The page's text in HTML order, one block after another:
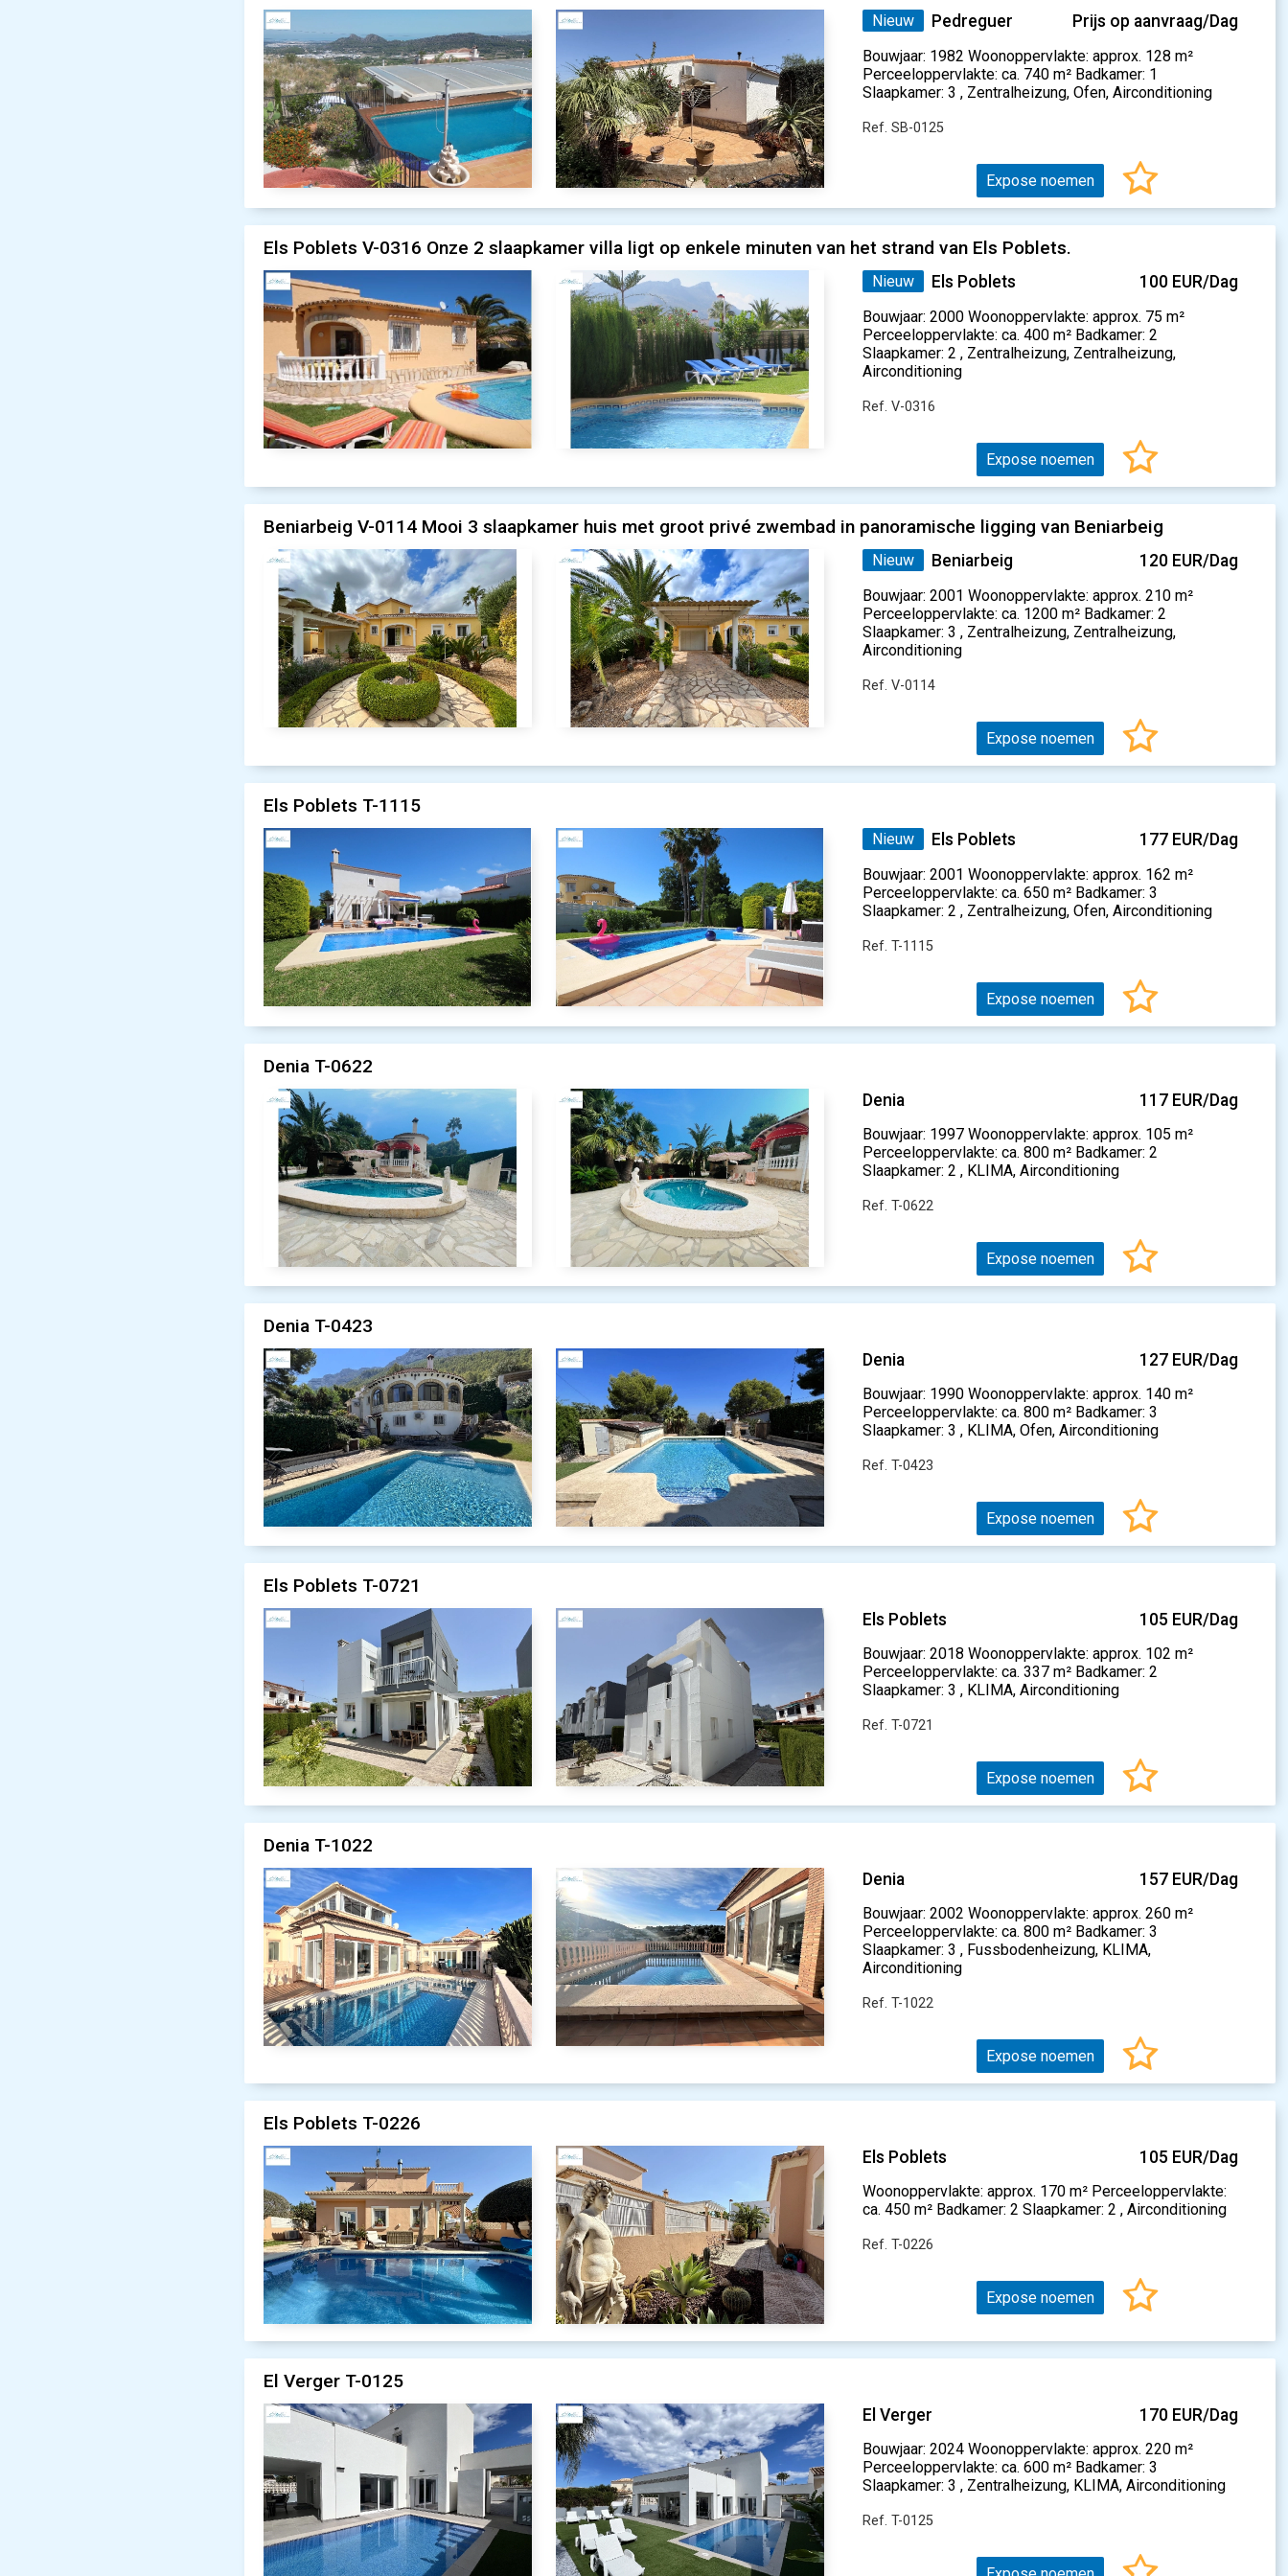
Nieuw Pedreguer Prijs op aanvraag/Dag
Bouwjaar: 1982 Woonoppervlakte: approx. 128 m²
Perceeloppervlakte: ca. 740 m² Badkamer: 1
Slaapkamer: 3 , Zentralheizung, Ofen, Airconditioning
Ref. SB-0125
Expose noemen
Els Poblets V-0316 Onze 2 slaapkamer villa ligt op enkele minuten van het strand van Els Poblets.
Nieuw Els Poblets 100 EUR/Dag
Bouwjaar: 2000 Woonoppervlakte: approx. 75 m²
Perceeloppervlakte: ca. 400 m² Badkamer: 2
Slaapkamer: 2 , Zentralheizung, Zentralheizung,
Airconditioning
Ref. V-0316
Expose noemen
Beniarbeig V-0114 Mooi 3 slaapkamer huis met groot privé zwembad in panoramische ligging van Beniarbeig
Nieuw Beniarbeig 120 EUR/Dag
Bouwjaar: 2001 Woonoppervlakte: approx. 210 m²
Perceeloppervlakte: ca. 1200 m² Badkamer: 2
Slaapkamer: 3 , Zentralheizung, Zentralheizung,
Airconditioning
Ref. V-0114
Expose noemen
Els Poblets T-1115
Nieuw Els Poblets 177 EUR/Dag
Bouwjaar: 2001 Woonoppervlakte: approx. 162 m²
Perceeloppervlakte: ca. 650 m² Badkamer: 3
Slaapkamer: 2 , Zentralheizung, Ofen, Airconditioning
Ref. T-1115
Expose noemen
Denia T-0622
Denia 117 EUR/Dag
Bouwjaar: 1997 Woonoppervlakte: approx. 105 m²
Perceeloppervlakte: ca. 800 m² Badkamer: 2
Slaapkamer: 2 , KLIMA, Airconditioning
Ref. T-0622
Expose noemen
Denia T-0423
Denia 127 EUR/Dag
Bouwjaar: 1990 Woonoppervlakte: approx. 140 m²
Perceeloppervlakte: ca. 800 m² Badkamer: 3
Slaapkamer: 3 , KLIMA, Ofen, Airconditioning
Ref. T-0423
Expose noemen
Els Poblets T-0721
Els Poblets 105 EUR/Dag
Bouwjaar: 2018 Woonoppervlakte: approx. 102 m²
Perceeloppervlakte: ca. 337 m² Badkamer: 2
Slaapkamer: 3 , KLIMA, Airconditioning
Ref. T-0721
Expose noemen
Denia T-1022
Denia 157 EUR/Dag
Bouwjaar: 2002 Woonoppervlakte: approx. 260 m²
Perceeloppervlakte: ca. 800 m² Badkamer: 3
Slaapkamer: 3 , Fussbodenheizung, KLIMA,
Airconditioning
Ref. T-1022
Expose noemen
Els Poblets T-0226
Els Poblets 105 EUR/Dag
Woonoppervlakte: approx. 170 m² Perceeloppervlakte:
ca. 450 m² Badkamer: 2 Slaapkamer: 2 , Airconditioning
Ref. T-0226
Expose noemen
El Verger T-0125
El Verger 170 EUR/Dag
Bouwjaar: 2024 Woonoppervlakte: approx. 220 m²
Perceeloppervlakte: ca. 600 m² Badkamer: 3
Slaapkamer: 3 , Zentralheizung, KLIMA, Airconditioning
Ref. T-0125